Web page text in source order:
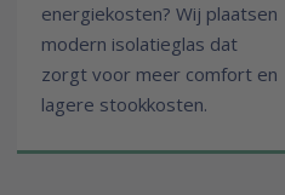
energiekosten? Wij plaatsen
modern isolatieglas dat
zorgt voor meer comfort en
lagere stookkosten.